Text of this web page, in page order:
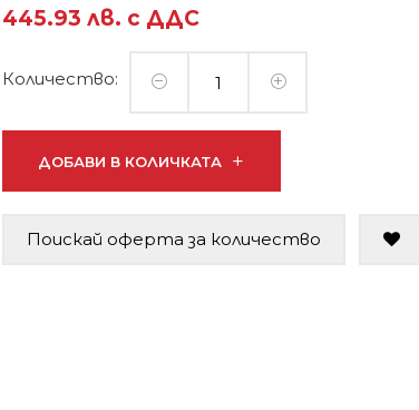
445.93 лв. с ДДС
Количество:
ДОБАВИ В КОЛИЧКАТА
Поискай оферта за количество